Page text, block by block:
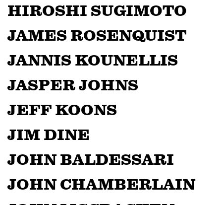
HIROSHI SUGIMOTO
JAMES ROSENQUIST
JANNIS KOUNELLIS
JASPER JOHNS
JEFF KOONS
JIM DINE
JOHN BALDESSARI
JOHN CHAMBERLAIN